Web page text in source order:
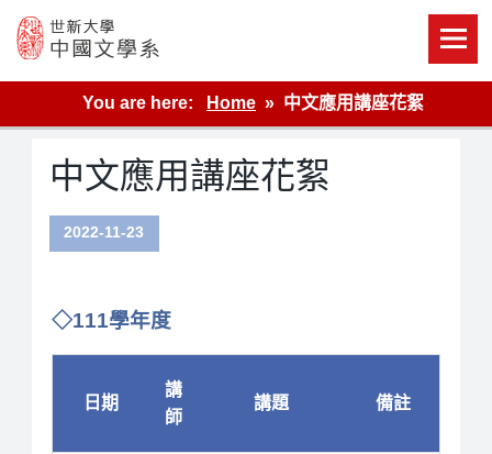
content
世新大學教學單位的網站
You are here:
Home 中文應用講座花絮
中文應用講座花絮
2022-11-23
◇111學年度
日期
講
師
講題 備註